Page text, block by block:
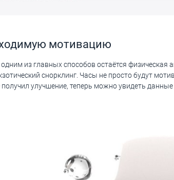
мотивацию
из главных способов остаётся физическая
снорклинг. Часы не просто будут
улучшение, теперь можно увидеть